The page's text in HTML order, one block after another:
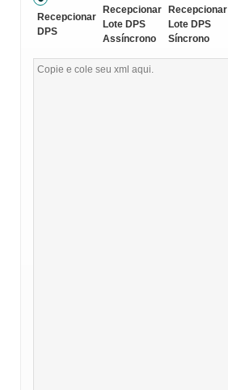
Recepcionar
DPS
Recepcionar
Lote DPS
Assíncrono
Recepcionar
Lote DPS
Síncrono